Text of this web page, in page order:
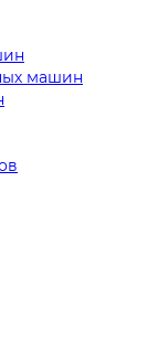
машин